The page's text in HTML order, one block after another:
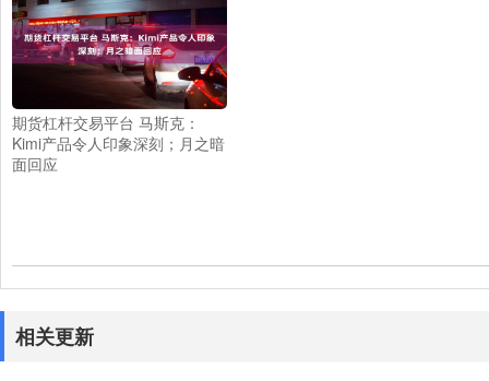
期货杠杆交易平台 马斯克：
Kimi产品令人印象深刻；月之暗
面回应
相关更新